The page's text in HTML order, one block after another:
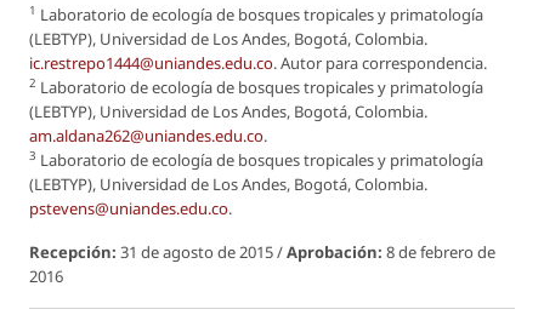
1 Laboratorio de ecología de bosques tropicales y primatología
(LEBTYP), Universidad de Los Andes, Bogotá, Colombia.
ic.restrepo1444@uniandes.edu.co. Autor para correspondencia.
2 Laboratorio de ecología de bosques tropicales y primatología
(LEBTYP), Universidad de Los Andes, Bogotá, Colombia.
am.aldana262@uniandes.edu.co.
3 Laboratorio de ecología de bosques tropicales y primatología
(LEBTYP), Universidad de Los Andes, Bogotá, Colombia.
pstevens@uniandes.edu.co.
Recepción: 31 de agosto de 2015 /Aprobación: 8 de febrero de
2016